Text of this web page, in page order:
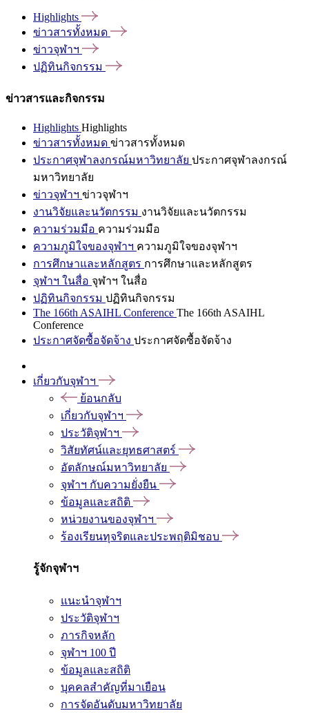
Highlights
ข่าวสารทั้งหมด
ข่าวจุฬาฯ
ปฏิทินกิจกรรม
ข่าวสารและกิจกรรม
Highlights Highlights
ข่าวสารทั้งหมด ข่าวสารทั้งหมด
ประกาศจุฬาลงกรณ์มหาวิทยาลัย ประกาศจุฬาลงกรณ์
มหาวิทยาลัย
ข่าวจุฬาฯ ข่าวจุฬาฯ
งานวิจัยและนวัตกรรม งานวิจัยและนวัตกรรม
ความร่วมมือ ความร่วมมือ
ความภูมิใจของจุฬาฯ ความภูมิใจของจุฬาฯ
การศึกษาและหลักสูตร การศึกษาและหลักสูตร
จุฬาฯ ในสื่อ จุฬาฯ ในสื่อ
ปฏิทินกิจกรรม ปฏิทินกิจกรรม
The 166th ASAIHL Conference The 166th ASAIHL
Conference
ประกาศจัดซื้อจัดจ้าง ประกาศจัดซื้อจัดจ้าง
เกี่ยวกับจุฬาฯ
ย้อนกลับ
เกี่ยวกับจุฬาฯ
ประวัติจุฬาฯ
วิสัยทัศน์และยุทธศาสตร์
อัตลักษณ์มหาวิทยาลัย
จุฬาฯ กับความยั่งยืน
ข้อมูลและสถิติ
หน่วยงานของจุฬาฯ
ร้องเรียนทุจริตและประพฤติมิชอบ
รู้จักจุฬาฯ
แนะนำจุฬาฯ
ประวัติจุฬาฯ
ภารกิจหลัก
จุฬาฯ 100 ปี
ข้อมูลและสถิติ
บุคคลสำคัญที่มาเยือน
การจัดอันดับมหาวิทยาลัย